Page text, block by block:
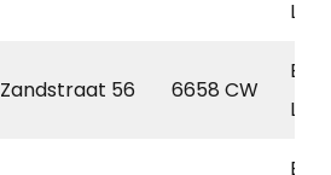
Zandstraat 56 6658 CW